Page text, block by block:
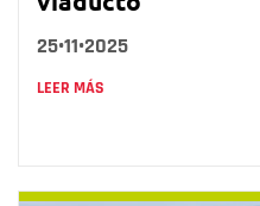
25•11•2025
LEER MÁS